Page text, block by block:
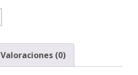
Valoraciones (0)